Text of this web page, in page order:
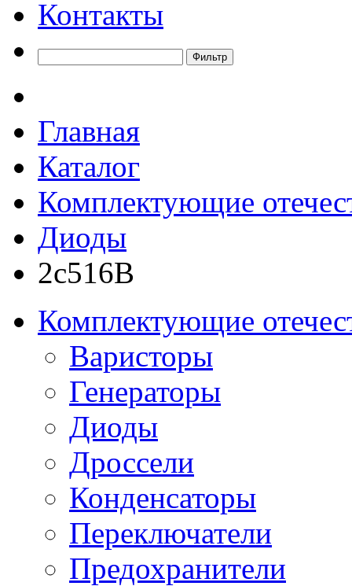
Контакты
Главная
Каталог
Комплектующие
Диоды
2с516В
Комплектующие
Варисторы
Генераторы
Диоды
Дроссели
Конденсаторы
Переключатели
Предохранители